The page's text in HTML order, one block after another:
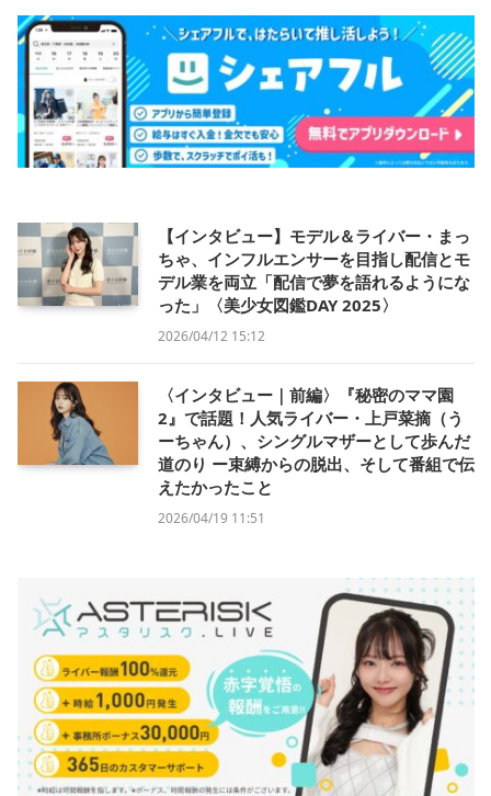
【インタビュー】モデル＆ライバー・まっ
ちゃ、インフルエンサーを目指し配信とモ
デル業を両立「配信で夢を語れるようにな
った」〈美少女図鑑DAY 2025〉
2026/04/12 15:12
〈インタビュー｜前編〉『秘密のママ園
2』で話題！人気ライバー・上戸菜摘（う
ーちゃん）、シングルマザーとして歩んだ
道のり ー束縛からの脱出、そして番組で伝
えたかったこと
2026/04/19 11:51